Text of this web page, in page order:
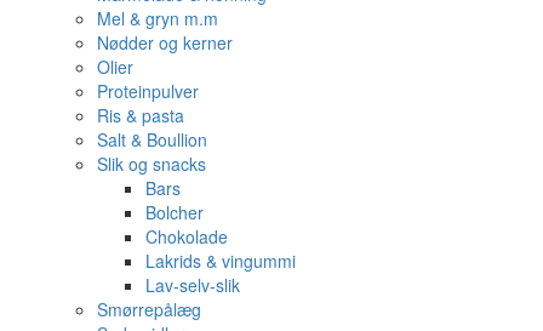
Mel & gryn m.m
Nødder og kerner
Olier
Proteinpulver
Ris & pasta
Salt & Boullion
Slik og snacks
Bars
Bolcher
Chokolade
Lakrids & vingummi
Lav-selv-slik
Smørrepålæg